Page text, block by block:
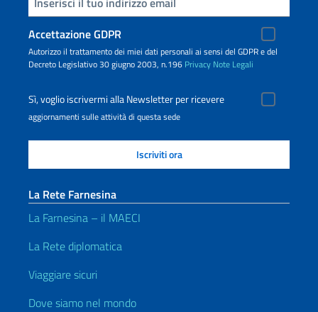
Accettazione GDPR
Autorizzo il trattamento dei miei dati personali ai sensi del GDPR e del
Decreto Legislativo 30 giugno 2003, n.196 Privacy Note Legali
Sì, voglio iscrivermi alla Newsletter per ricevere
aggiornamenti sulle attività di questa sede
La Rete Farnesina
La Farnesina – il MAECI
La Rete diplomatica
Viaggiare sicuri
Dove siamo nel mondo